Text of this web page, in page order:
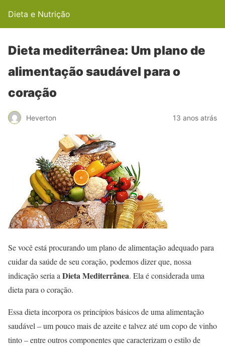
Dieta e Nutrição
Dieta mediterrânea: Um plano de
alimentação saudável para o
coração
Heverton 13 anos atrás
Se você está procurando um plano de alimentação adequado para
cuidar da saúde de seu coração, podemos dizer que, nossa
indicação seria a Dieta Mediterrânea. Ela é considerada uma
dieta para o coração.
Essa dieta incorpora os princípios básicos de uma alimentação
saudável – um pouco mais de azeite e talvez até um copo de vinho
tinto – entre outros componentes que caracterizam o estilo de